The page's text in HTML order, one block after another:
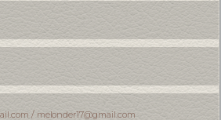
/ melonder17@gmail.com